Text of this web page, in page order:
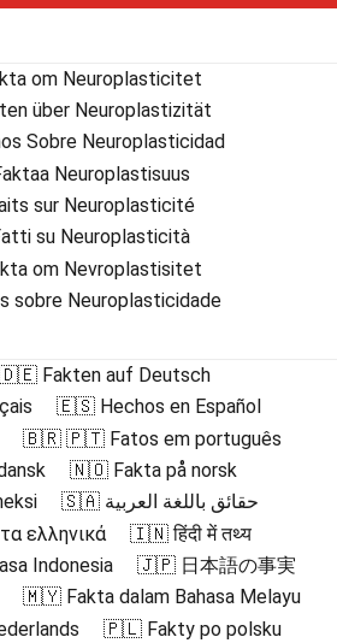
om Neuroplasticitet
über Neuroplastizität
Sobre Neuroplasticidad
Neuroplastisuus
sur Neuroplasticité
su Neuroplasticità
om Nevroplastisitet
Neuroplasticidade
🇩🇪 Fakten auf Deutsch
🇪🇸 Hechos en Español
🇧🇷 🇵🇹 Fatos em português
🇳🇴 Fakta på norsk
🇸🇦 حقائق باللغة العربية
ελληνικά
🇮🇳 हिंदी में तथ्य
Indonesia
🇯🇵 日本語の事実
🇲🇾 Fakta dalam Bahasa Melayu
🇵🇱 Fakty po polsku